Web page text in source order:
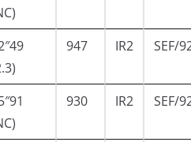
947 IR2 SEF/
930 IR2 SEF/